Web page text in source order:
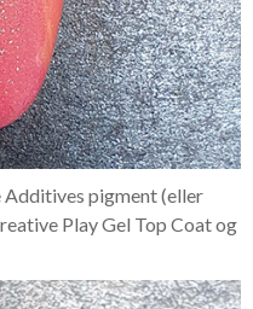
Additives pigment (eller
Play Gel Top Coat og